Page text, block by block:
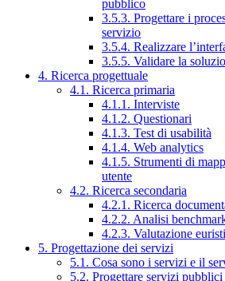
pubblico
3.5.3. Progettare i
servizio
3.5.4. Realizzare
3.5.5. Validare la
4. Ricerca progettuale
4.1. Ricerca primaria
4.1.1. Interviste
4.1.2. Questionari
4.1.3. Test di usabilità
4.1.4. Web analytics
4.1.5. Strumenti di
utente
4.2. Ricerca secondaria
4.2.1. Ricerca
4.2.2. Analisi
4.2.3. Valutazione
5. Progettazione dei servizi
5.1. Cosa sono i servizi e il
5.2. Progettare servizi